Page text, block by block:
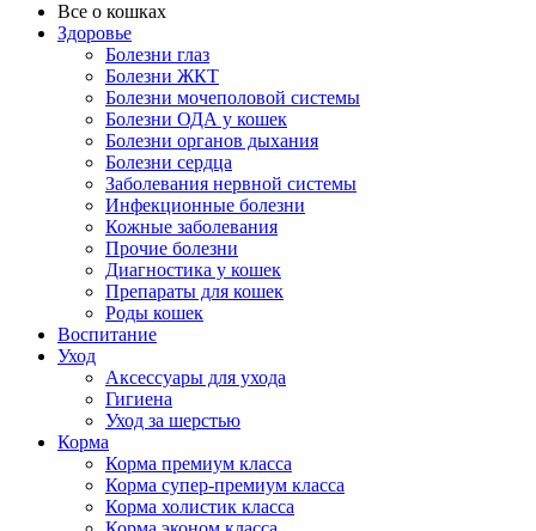
Все о кошках
Здоровье
Болезни глаз
Болезни ЖКТ
Болезни мочеполовой системы
Болезни ОДА у кошек
Болезни органов дыхания
Болезни сердца
Заболевания нервной системы
Инфекционные болезни
Кожные заболевания
Прочие болезни
Диагностика у кошек
Препараты для кошек
Роды кошек
Воспитание
Уход
Аксессуары для ухода
Гигиена
Уход за шерстью
Корма
Корма премиум класса
Корма супер-премиум класса
Корма холистик класса